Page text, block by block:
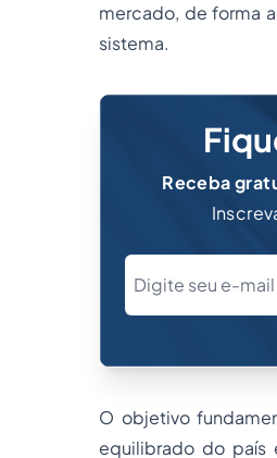
mercado, de forma
sistema.
Receba
O objetivo
equilibrado do país